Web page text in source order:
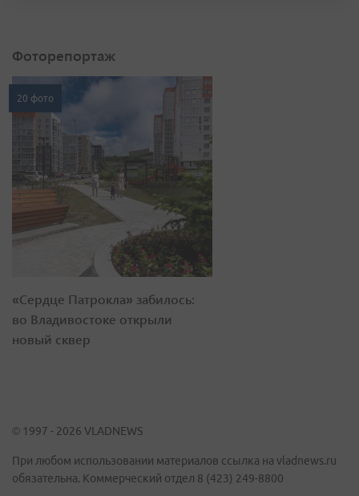
Фоторепортаж
20 фото
«Сердце Патрокла» забилось:
во Владивостоке открыли
новый сквер
© 1997 - 2026 VLADNEWS
При любом использовании материалов ссылка на vladnews.ru
обязательна. Коммерческий отдел 8 (423) 249-8800